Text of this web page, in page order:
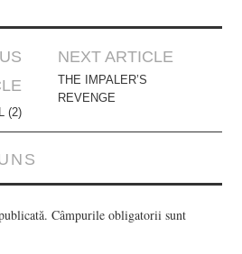
(2)
NEXT ARTICLE
THE IMPALER’S
REVENGE
Câmpurile obligatorii sunt